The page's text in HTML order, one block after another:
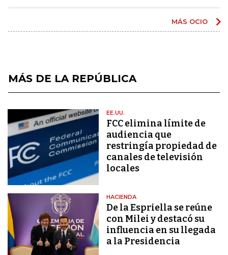
MÁS OCIO
MÁS DE LA REPÚBLICA
EE.UU.
FCC elimina límite de
audiencia que
restringía propiedad de
canales de televisión
locales
HACIENDA
De la Espriella se reúne
con Milei y destacó su
influencia en su llegada
a la Presidencia